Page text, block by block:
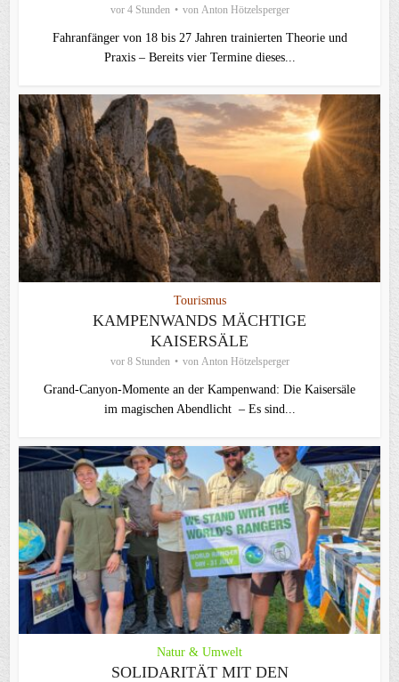
vor 4 Stunden von Anton Hötzelsperger
Fahranfänger von 18 bis 27 Jahren trainierten Theorie und
Praxis – Bereits vier Termine dieses...
Tourismus
KAMPENWANDS MÄCHTIGE
KAISERSÄLE
vor 8 Stunden von Anton Hötzelsperger
Grand-Canyon-Momente an der Kampenwand: Die Kaisersäle
im magischen Abendlicht – Es sind...
Natur & Umwelt
SOLIDARITÄT MIT DEN